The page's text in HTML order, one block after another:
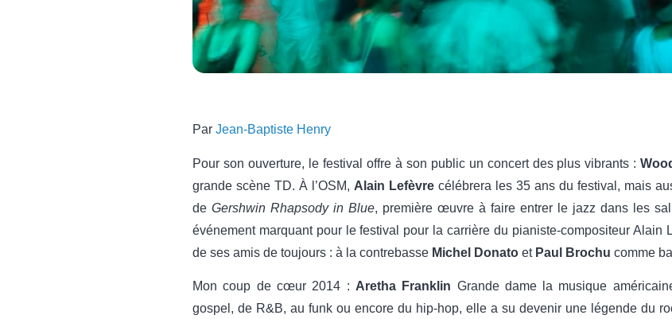
Par Jean-Baptiste Henry
Pour son ouverture, le festival offre à son public un concert des plus vibrants :
grande scène TD. À l’OSM, Alain Lefèvre célébrera les 35 ans du festival, mais
de Gershwin Rhapsody in Blue, première œuvre à faire entrer le jazz dans les
événement marquant pour le festival pour la carrière du pianiste-compositeur Alain
de ses amis de toujours : à la contrebasse Michel Donato et Paul Brochu comme
Mon coup de cœur 2014 : Aretha Franklin Grande dame la musique
gospel, de R&B, au funk ou encore du hip-hop, elle a su devenir une légende du